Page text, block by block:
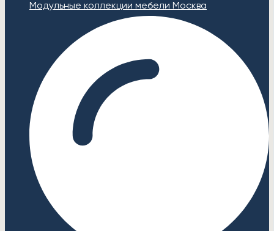
Модульные коллекции мебели Москва